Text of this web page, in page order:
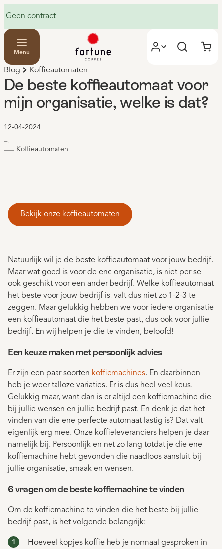
Geen contract
Menu
Blog Koffieautomaten
De beste koffieautomaat voor
mijn organisatie, welke is dat?
12-04-2024
Koffieautomaten
Bekijk onze koffieautomaten
Natuurlijk wil je de beste koffieautomaat voor jouw bedrijf.
Maar wat goed is voor de ene organisatie, is niet per se
ook geschikt voor een ander bedrijf. Welke koffieautomaat
het beste voor jouw bedrijf is, valt dus niet zo 1-2-3 te
zeggen. Maar gelukkig hebben we voor iedere organisatie
een koffieautomaat die het beste past, dus ook voor jullie
bedrijf. En wij helpen je die te vinden, beloofd!
Een keuze maken met persoonlijk advies
Er zijn een paar soorten koffiemachines. En daarbinnen
heb je weer talloze variaties. Er is dus heel veel keus.
Gelukkig maar, want dan is er altijd een koffiemachine die
bij jullie wensen en jullie bedrijf past. En denk je dat het
vinden van die ene perfecte automaat lastig is? Dat valt
eigenlijk erg mee. Onze koffieleveranciers helpen je daar
namelijk bij. Persoonlijk en net zo lang totdat je die ene
koffiemachine hebt gevonden die naadloos aansluit bij
jullie organisatie, smaak en wensen.
6 vragen om de beste koffiemachine te vinden
Om de koffiemachine te vinden die het beste bij jullie
bedrijf past, is het volgende belangrijk:
Hoeveel kopjes koffie heb je normaal gesproken in